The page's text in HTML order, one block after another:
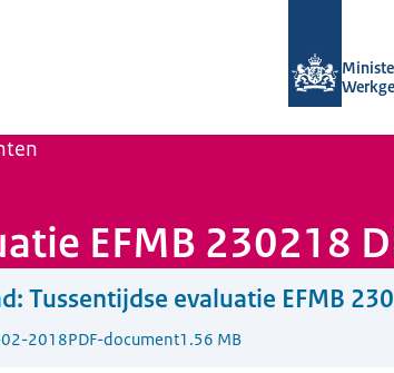
EFMB 230218
Tussentijdse evaluatie EFMB
2018PDF-document1.56 MB